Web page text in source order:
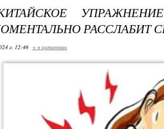
РАССЛАБИТ
г. 12:46 + в цитатник